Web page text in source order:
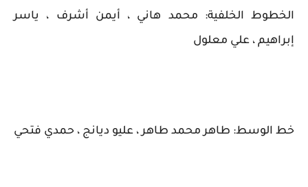
الخطوط الخلفية: محمد هاني ، أيمن أشرف ، ياسر
إبراهيم ، علي معلول
خط الوسط: طاهر محمد طاهر ، عليو ديانج ، حمدي فتحي